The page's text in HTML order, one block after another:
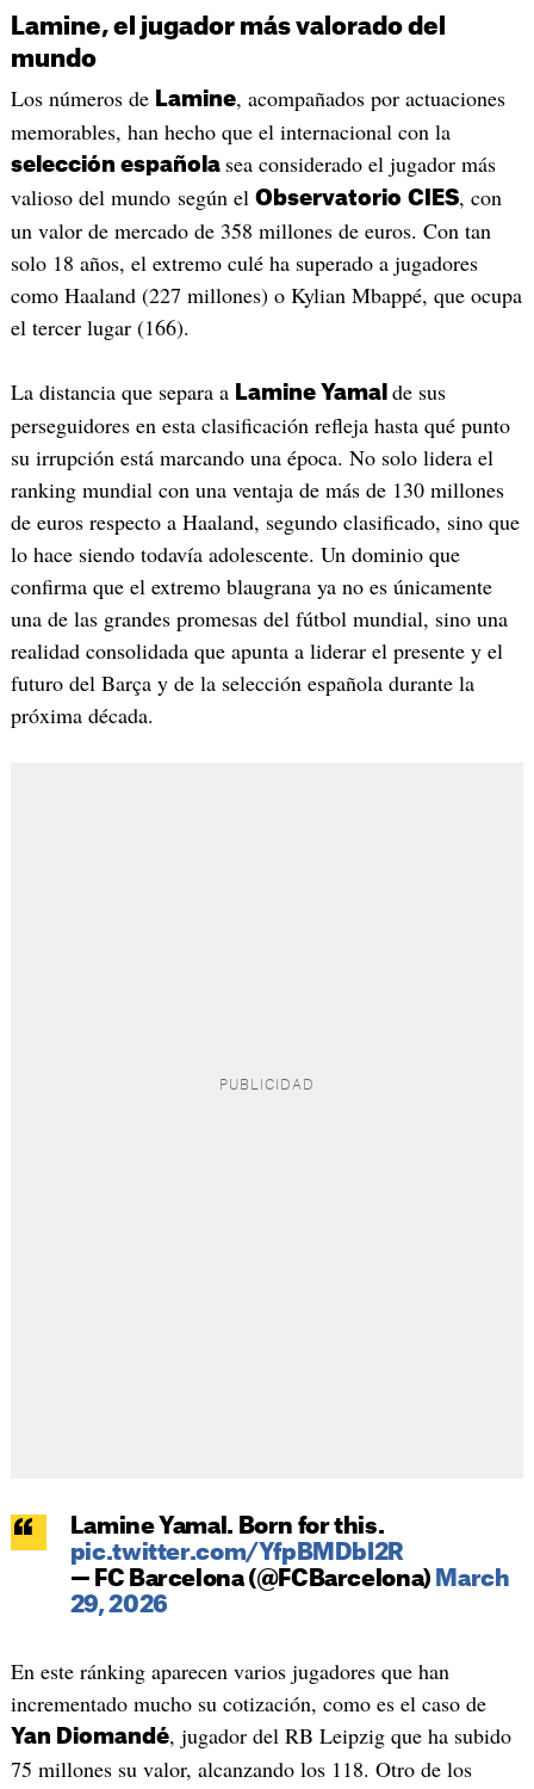
Lamine, el jugador más valorado del
mundo
Los números de Lamine, acompañados por actuaciones
memorables, han hecho que el internacional con la
selección española sea considerado el jugador más
valioso del mundo según el Observatorio CIES, con
un valor de mercado de 358 millones de euros. Con tan
solo 18 años, el extremo culé ha superado a jugadores
como Haaland (227 millones) o Kylian Mbappé, que ocupa
el tercer lugar (166).
La distancia que separa a Lamine Yamal de sus
perseguidores en esta clasificación refleja hasta qué punto
su irrupción está marcando una época. No solo lidera el
ranking mundial con una ventaja de más de 130 millones
de euros respecto a Haaland, segundo clasificado, sino que
lo hace siendo todavía adolescente. Un dominio que
confirma que el extremo blaugrana ya no es únicamente
una de las grandes promesas del fútbol mundial, sino una
realidad consolidada que apunta a liderar el presente y el
futuro del Barça y de la selección española durante la
próxima década.
Lamine Yamal. Born for this.
pic.twitter.com/YfpBMDbI2R
— FC Barcelona (@FCBarcelona) March
29, 2026
En este ránking aparecen varios jugadores que han
incrementado mucho su cotización, como es el caso de
Yan Diomandé, jugador del RB Leipzig que ha subido
75 millones su valor, alcanzando los 118. Otro de los